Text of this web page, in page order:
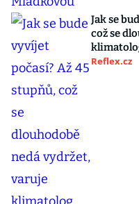
Jak se
což se
Reflex.cz